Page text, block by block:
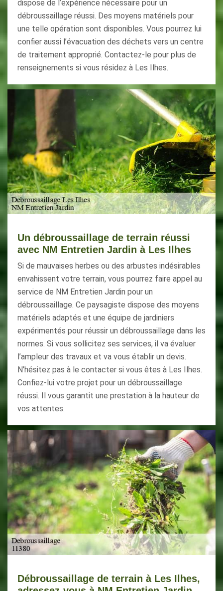
dispose de l’expérience nécessaire pour un
débroussaillage réussi. Des moyens matériels pour
une telle opération sont disponibles. Vous pourrez lui
confier aussi l’évacuation des déchets vers un centre
de traitement approprié. Contactez-le pour plus de
renseignements si vous résidez à Les Ilhes.
Un débroussaillage de terrain réussi
avec NM Entretien Jardin à Les Ilhes
Si de mauvaises herbes ou des arbustes indésirables
envahissent votre terrain, vous pourrez faire appel au
service de NM Entretien Jardin pour un
débroussaillage. Ce paysagiste dispose des moyens
matériels adaptés et une équipe de jardiniers
expérimentés pour réussir un débroussaillage dans les
normes. Si vous sollicitez ses services, il va évaluer
l’ampleur des travaux et va vous établir un devis.
N’hésitez pas à le contacter si vous êtes à Les Ilhes.
Confiez-lui votre projet pour un débroussaillage
réussi. Il vous garantit une prestation à la hauteur de
vos attentes.
Débroussaillage de terrain à Les Ilhes,